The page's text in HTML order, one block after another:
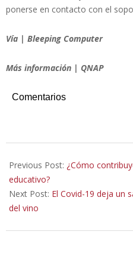
ponerse en contacto con el
Vía | Bleeping Computer
Más información | QNAP
Comentarios
04-
24
Previous Post: ¿Cómo
educativo?
Next Post: El Covid-19 deja un
del vino